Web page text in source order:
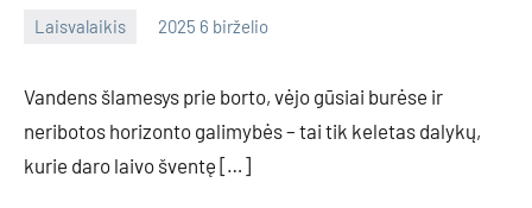
Laisvalaikis 2025 6 birželio
Vandens šlamesys prie borto, vėjo gūsiai burėse ir
neribotos horizonto galimybės – tai tik keletas dalykų,
kurie daro laivo šventę […]